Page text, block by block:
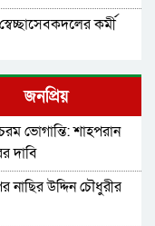
কর্মী
হত্যার
অনুষ্ঠিত
উদ্যোগ থেকে সুদৃঢ়
পালিত
জনপ্রিয়
ভোগান্তি: শাহপরান
দাবি
নাছির উদ্দিন চৌধুরীর